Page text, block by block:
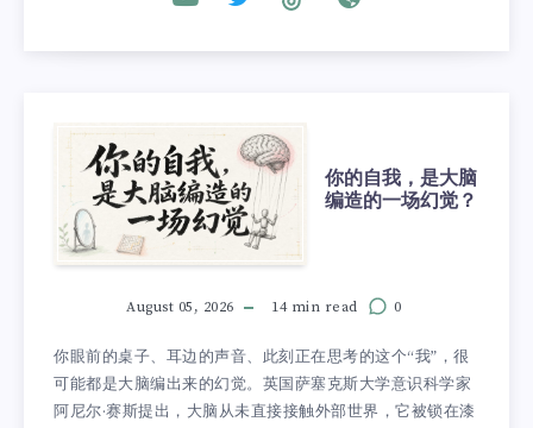
你的自我，是大脑
编造的一场幻觉？
August 05, 2026 14 min read 0
你眼前的桌子、耳边的声音、此刻正在思考的这个“我”，很
可能都是大脑编出来的幻觉。英国萨塞克斯大学意识科学家
阿尼尔·赛斯提出，大脑从未直接接触外部世界，它被锁在漆